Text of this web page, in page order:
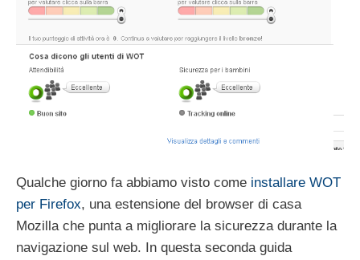
Qualche giorno fa abbiamo visto come installare WOT
per Firefox, una estensione del browser di casa
Mozilla che punta a migliorare la sicurezza durante la
navigazione sul web. In questa seconda guida